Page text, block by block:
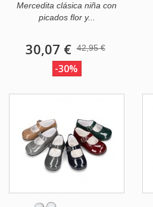
Mercedita clásica niña con
picados flor y...
30,07 € 42,95 €
-30%